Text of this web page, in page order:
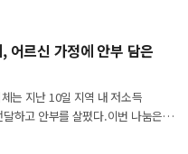
어르신 가정에 안부 담은
는 지난 10일 지역 내 저소득
하고 안부를 살폈다.이번 나눔은
게 협의체 위원들이 제철 과일을